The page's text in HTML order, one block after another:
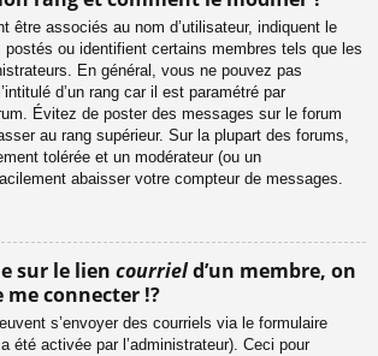
être associés au nom d’utilisateur, indiquent le
postés ou identifient certains membres tels que les
En général, vous ne pouvez pas
d’un rang car il est paramétré par
Évitez de poster des messages sur le forum
au rang supérieur. Sur la plupart des forums,
tolérée et un modérateur (ou un
abaisser votre compteur de messages.
sur le lien courrield’un membre, on
me connecter !?
s’envoyer des courriels via le formulaire
été activée par l’administrateur). Ceci pour